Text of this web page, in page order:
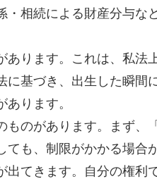
・相続による財産分与な
ります。これは、私法
に基づき、出生した瞬間
ります。
のがあります。まず、
ても、制限がかかる場合
出てきます。自分の権利